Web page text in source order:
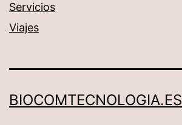
Servicios
Viajes
BIOCOMTECNOLOGIA.ES